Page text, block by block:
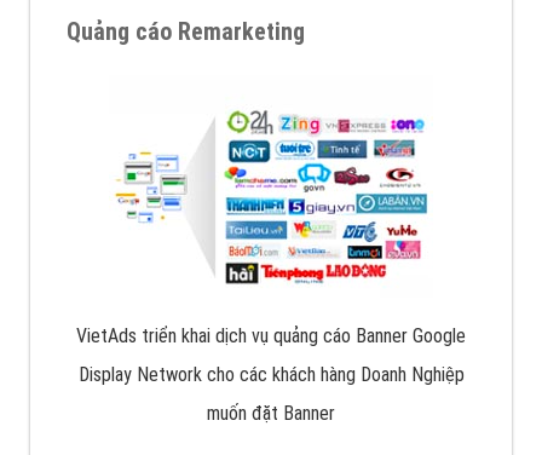
Quảng cáo Remarketing
VietAds triển khai dịch vụ quảng cáo Banner Google
Display Network cho các khách hàng Doanh Nghiệp
muốn đặt Banner